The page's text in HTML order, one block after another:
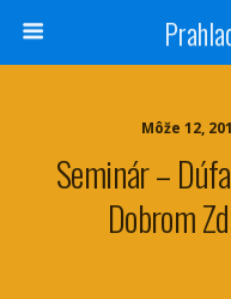
Môže 12,
Seminár –
Dobrom